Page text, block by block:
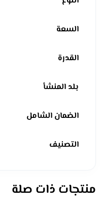
السعة
القدرة
بلد المنشأ
الضمان الشامل
التصنيف
منتجات ذات صلة